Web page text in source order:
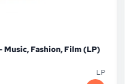
Music, Fashion, Film (LP)
LP